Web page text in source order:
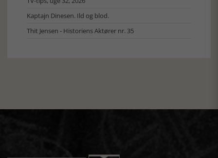
Kaptajn Dinesen. Ild og blod.
Thit Jensen - Historiens Aktører nr. 35